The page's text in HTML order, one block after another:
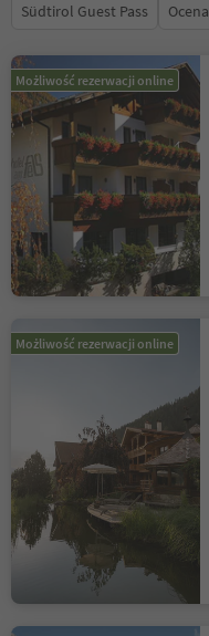
Südtirol Guest Pass Ocena
Możliwość rezerwacji online
Możliwość rezerwacji online